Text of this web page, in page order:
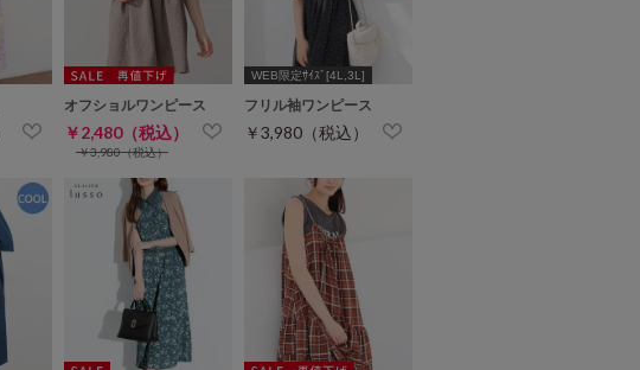
オフショルワンピース
￥2,480（税込）
￥3,980（税込）
WEB限定ｻｲｽﾞ[4L,3L]
フリル袖ワンピース
￥3,980（税込）